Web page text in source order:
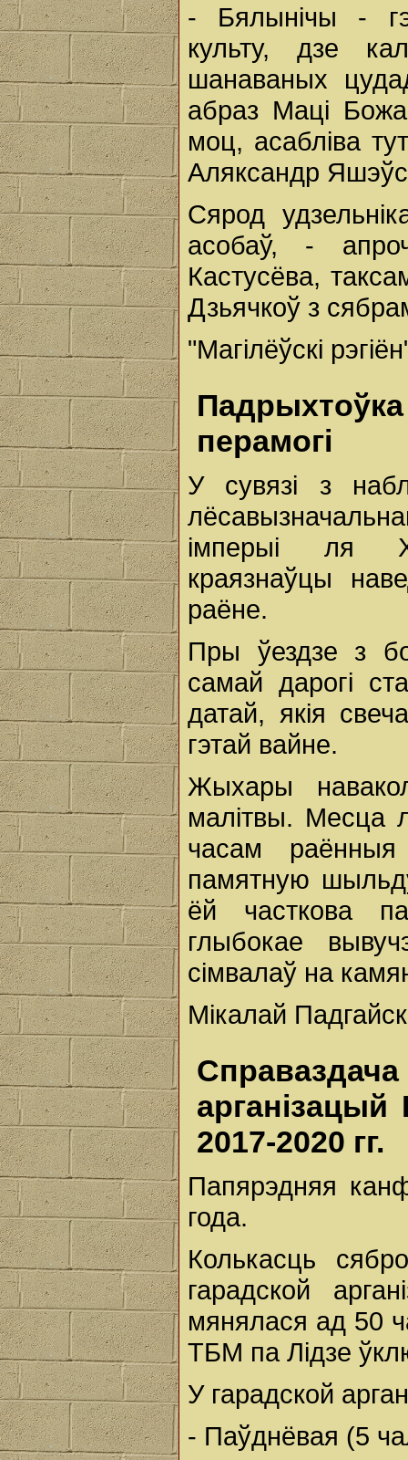
- Бялынічы -
культу, дзе
шанаваных
абраз Маці
моц, асабліва
Аляксандр
Сярод
асобаў, -
Кастусёва,
Дзьячкоў з
"Магілёўскі
перамогі
У сувязі з
імперыі ля
краязнаўцы
раёне.
Пры ўездзе з
самай дарогі
датай, якія
гэтай вайне.
Жыхары
малітвы. Месца
часам
памятную
ёй часткова
глыбокае
сімвалаў на
Мікалай
2017-2020 гг.
Папярэдняя
года.
Колькасць
гарадской
мянялася ад 50
ТБМ па Лідзе
У гарадской
- Паўднёвая (5